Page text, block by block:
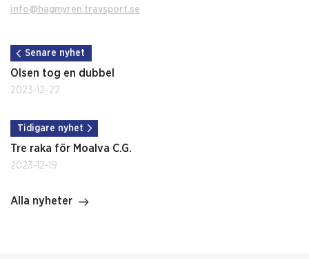
info@hagmyren.travsport.se
Senare nyhet
Olsen tog en dubbel
2023-12-22
Tidigare nyhet
Tre raka för Moalva C.G.
2023-12-19
Alla nyheter